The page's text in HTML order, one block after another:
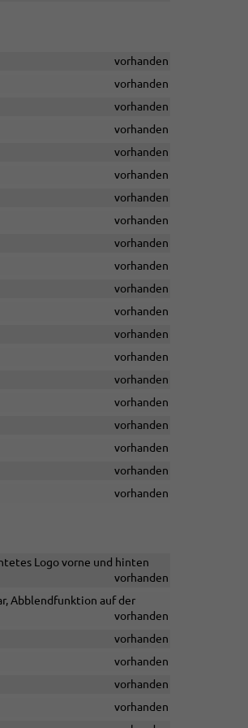
vorhanden
vorhanden
vorhanden
vorhanden
vorhanden
vorhanden
vorhanden
vorhanden
vorhanden
vorhanden
vorhanden
vorhanden
vorhanden
vorhanden
vorhanden
vorhanden
vorhanden
vorhanden
vorhanden
vorhanden
Logo vorne und hinten
vorhanden
Abblendfunktion auf der
vorhanden
vorhanden
vorhanden
vorhanden
vorhanden